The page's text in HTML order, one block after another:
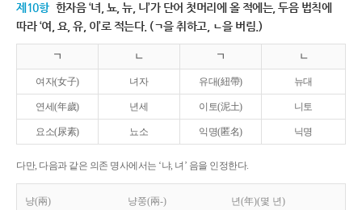
제10항 한자음 ‘녀, 뇨, 뉴, 니’가 단어 첫머리에 올 적에는, 두음 법칙에
따라 ‘여, 요, 유, 이’로 적는다. (ㄱ을 취하고, ㄴ을 버림.)
ㄱ ㄴ ㄱ ㄴ
여자(女子) 녀자 유대(紐帶) 뉴대
연세(年歲) 년세 이토(泥土) 니토
요소(尿素) 뇨소 익명(匿名) 닉명
다만, 다음과 같은 의존 명사에서는 ‘냐, 녀’ 음을 인정한다.
냥(兩) 냥쭝(兩-) 년(年)(몇 년)